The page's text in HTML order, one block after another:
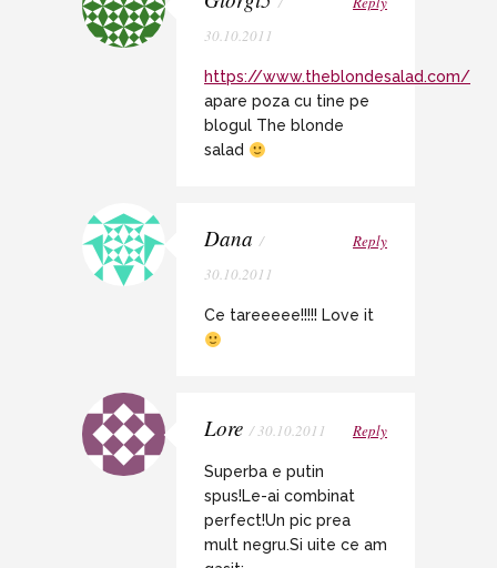
30.10.2011
https://www.theblondesalad.com/
apare poza cu tine pe
blogul The blonde
salad
Dana /
30.10.2011
Reply
Ce tareeeee!!!!! Love it
Lore / 30.10.2011 Reply
Superba e putin
spus!Le-ai combinat
perfect!Un pic prea
mult negru.Si uite ce am